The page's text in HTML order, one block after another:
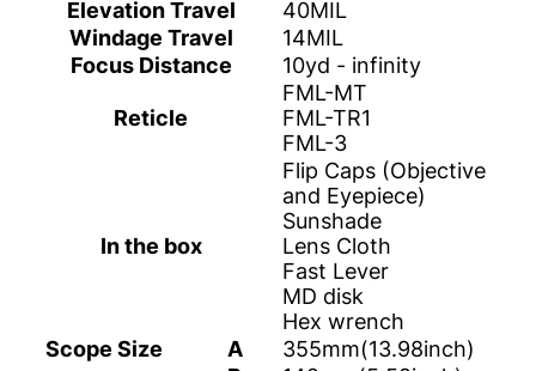
Elevation Travel
40MIL
Windage Travel
14MIL
Focus Distance
10yd - infinity
Reticle
FML-MT
FML-TR1
FML-3
In the box
Flip Caps (Objective
and Eyepiece)
Sunshade
Lens Cloth
Fast Lever
MD disk
Hex wrench
Scope Size
A
355mm(13.98inch)